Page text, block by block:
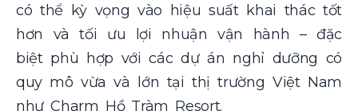
có thể kỳ vọng vào hiệu suất khai thác tốt
hơn và tối ưu lợi nhuận vận hành – đặc
biệt phù hợp với các dự án nghỉ dưỡng có
quy mô vừa và lớn tại thị trường Việt Nam
như Charm Hồ Tràm Resort.